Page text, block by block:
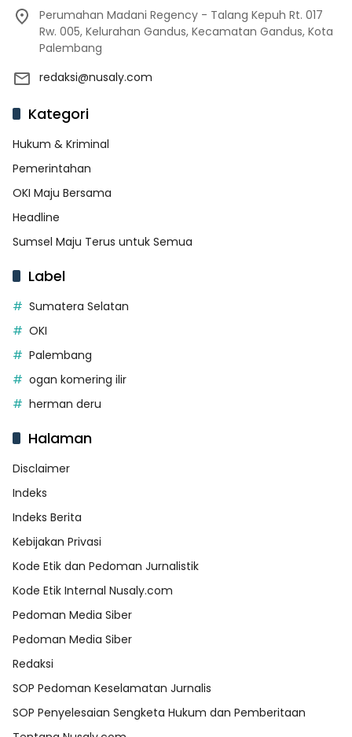
Perumahan Madani Regency - Talang Kepuh Rt. 017
Rw. 005, Kelurahan Gandus, Kecamatan Gandus, Kota
Palembang
redaksi@nusaly.com
Kategori
Hukum & Kriminal
Pemerintahan
OKI Maju Bersama
Headline
Sumsel Maju Terus untuk Semua
Label
Sumatera Selatan
OKI
Palembang
ogan komering ilir
herman deru
Halaman
Disclaimer
Indeks
Indeks Berita
Kebijakan Privasi
Kode Etik dan Pedoman Jurnalistik
Kode Etik Internal Nusaly.com
Pedoman Media Siber
Pedoman Media Siber
Redaksi
SOP Pedoman Keselamatan Jurnalis
SOP Penyelesaian Sengketa Hukum dan Pemberitaan